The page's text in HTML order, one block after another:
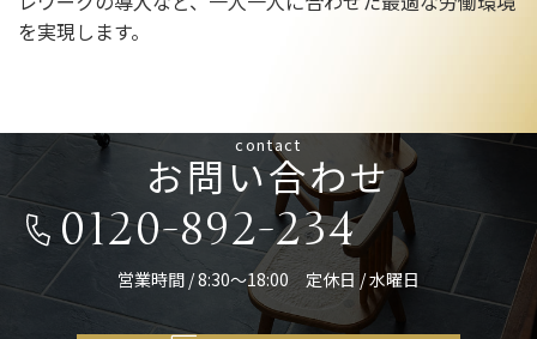
を実現します。
contact
お問い合わせ
0120-892-234
営業時間 / 8:30～18:00 定休日 / 水曜日